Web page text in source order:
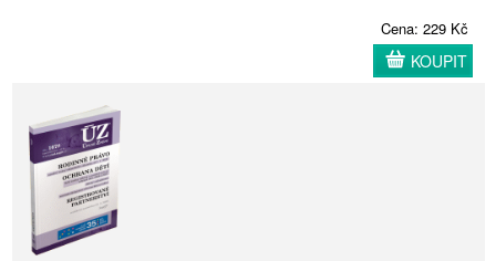
Cena: 229 Kč
KOUPIT